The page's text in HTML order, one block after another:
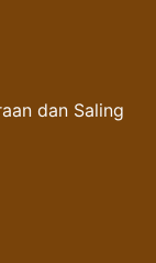
dan Saling